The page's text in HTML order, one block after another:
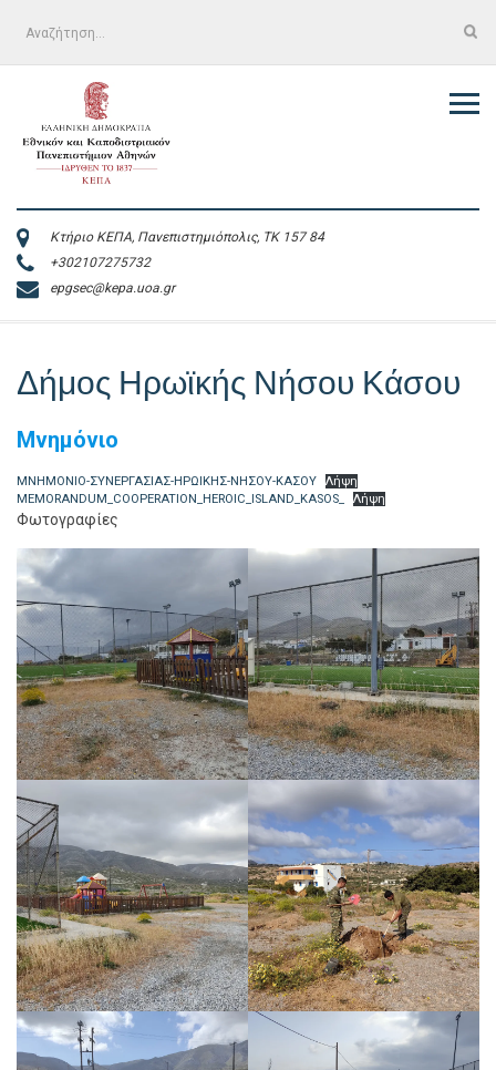
Αναζήτηση
Κτήριο ΚΕΠΑ, Πανεπιστημιόπολις, ΤΚ 157 84
+302107275732
epgsec@kepa.uoa.gr
Δήμος Ηρωϊκής Νήσου Κάσου
Μνημόνιο
ΜΝΗΜΟΝΙΟ-ΣΥΝΕΡΓΑΣΙΑΣ-ΗΡΩΙΚΗΣ-ΝΗΣΟΥ-ΚΑΣΟΥ
Λήψη
MEMORANDUM_COOPERATION_HEROIC_ISLAND_KASOS_
Λήψη
Φωτογραφίες